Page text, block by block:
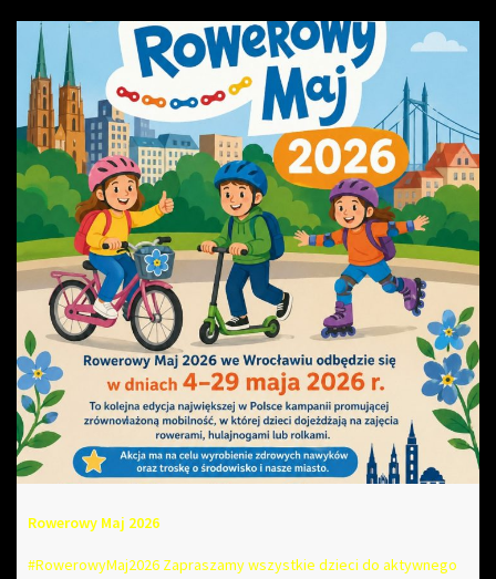
Rowerowy Maj 2026
#RowerowyMaj2026 Zapraszamy wszystkie dzieci do aktywnego